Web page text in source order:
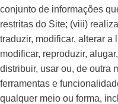
conjunto de informações
restritas do Site; (viii)
traduzir, modificar, alterar a
modificar, reproduzir,
distribuir, usar ou, de outra
ferramentas e
qualquer meio ou forma,